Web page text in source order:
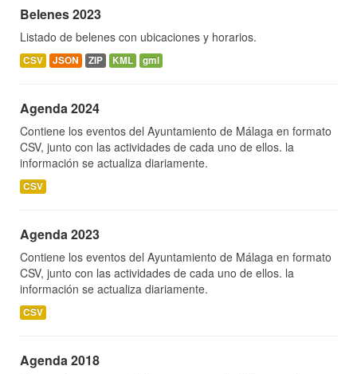
Belenes 2023
Listado de belenes con ubicaciones y horarios.
CSV JSON ZIP KML gml
Agenda 2024
Contiene los eventos del Ayuntamiento de Málaga en formato
CSV, junto con las actividades de cada uno de ellos. la
información se actualiza diariamente.
CSV
Agenda 2023
Contiene los eventos del Ayuntamiento de Málaga en formato
CSV, junto con las actividades de cada uno de ellos. la
información se actualiza diariamente.
CSV
Agenda 2018